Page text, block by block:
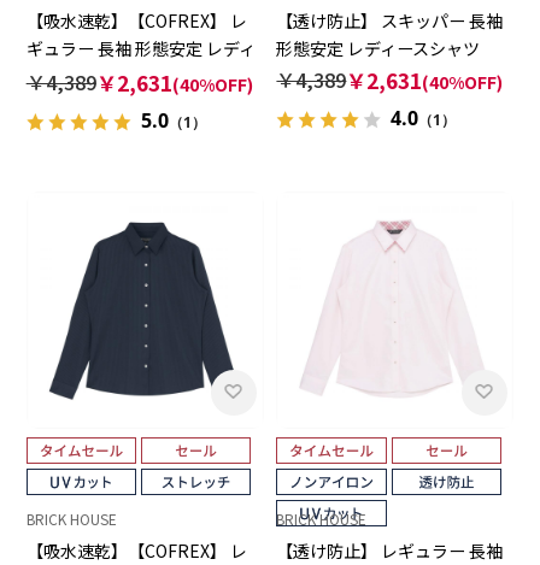
【吸水速乾】【COFREX】 レ
ギュラー 長袖 形態安定 レディ
ースシャツ
￥4,389￥2,631(40%OFF)
5.0（1）
【透け防止】 スキッパー 長袖
形態安定 レディースシャツ
￥4,389￥2,631(40%OFF)
4.0 （1）
BRICK HOUSE
【吸水速乾】【COFREX】 レ
BRICK HOUSE
【透け防止】 レギュラー 長袖